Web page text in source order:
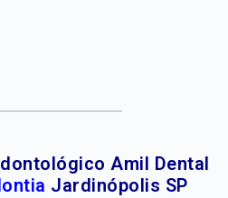
Amil Dental
Jardinópolis SP